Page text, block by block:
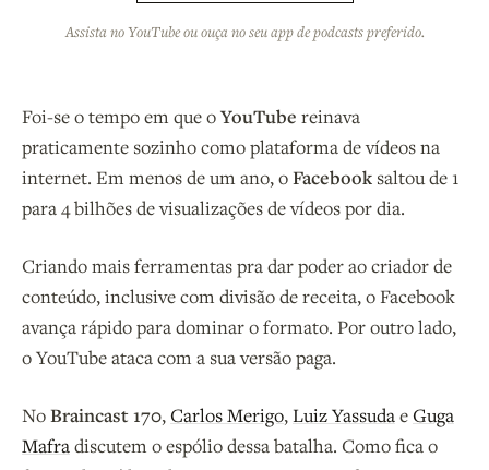
Assista no YouTube ou ouça no seu app de podcasts preferido.
Foi-se o tempo em que oYouTube reinava
praticamente sozinho como plataforma de vídeos na
internet. Em menos de um ano, oFacebook saltou de 1
para 4 bilhões de visualizações de vídeos por dia.
Criando mais ferramentas pra dar poder ao criador de
conteúdo, inclusive com divisão de receita, o Facebook
avança rápido para dominar o formato. Por outro lado,
o YouTube ataca com a sua versão paga.
NoBraincast 170,Carlos Merigo,Luiz YassudaeGuga
Mafradiscutem o espólio dessa batalha. Como fica o